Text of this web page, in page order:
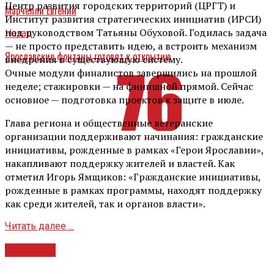
Марчелли Евгений
Назад
Ярославские фонтаны готовят к открытию
Центр развития городских территорий (ЦРГТ) и
Институт развития стратегических инициатив (ИРСИ)
под руководством Татьяны Обуховой. Годилась задача
— не просто представить идею, а встроить механизм
внедрения в существующую систему.
Очные модули финалистов завершились на прошлой
неделе; стажировки — на финишной прямой. Сейчас
основное — подготовка проектов к защите в июле.
Глава региона и общественные ветеранские
организации поддерживают начинания: гражданские
инициативы, рожденные в рамках «Герои Ярославии»,
накапливают поддержку жителей и властей. Как
отметил Игорь Ямщиков: «Гражданские инициативы,
рожденные в рамках программы, находят поддержку
как среди жителей, так и органов власти».
Читать далее ...